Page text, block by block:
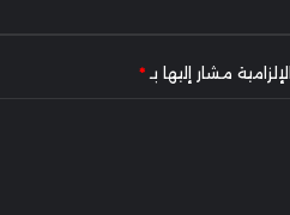
مشار إليها بـ*